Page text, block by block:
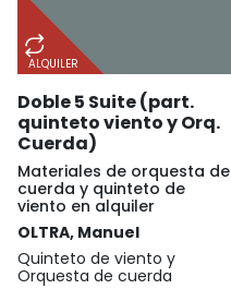
ALQUILER
Doble 5 Suite (part.
quinteto viento y Orq.
Cuerda)
Materiales de orquesta de
cuerda y quinteto de
viento en alquiler
OLTRA, Manuel
Quinteto de viento y
Orquesta de cuerda